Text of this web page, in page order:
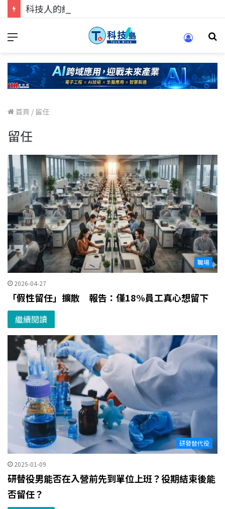
首頁 / 留任
留任
職場
2026-04-27
「假性留任」擴散 報告：僅18%員工真心想留下
繼續閱讀
研發替代役
2025-01-09
研替役男能否在入營前先到單位上班？役期結束後能
否留任？